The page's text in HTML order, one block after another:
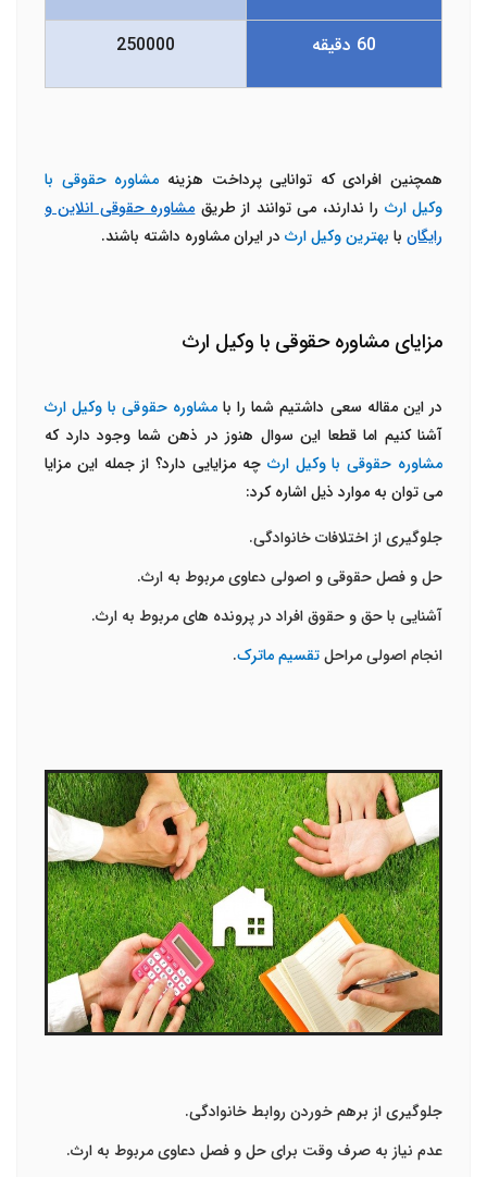
60 دقیقه 250000
همچنین افرادی که توانایی پرداخت هزینه مشاوره حقوقی با
وکیل ارث را ندارند، می توانند از طریقمشاوره حقوقی انلاین و
رایگان با بهترین وکیل ارث در ایران مشاوره داشته باشند.
مزایای مشاوره حقوقی با وکیل ارث
در این مقاله سعی داشتیم شما را بامشاوره حقوقی با وکیل ارث
آشنا کنیم اما قطعا این سوال هنوز در ذهن شما وجود دارد که
مشاوره حقوقی با وکیل ارث چه مزایایی دارد؟ از جمله این مزایا
می توان به موارد ذیل اشاره کرد:
جلوگیری از اختلافات خانوادگی.
حل و فصل حقوقی و اصولی دعاوی مربوط به ارث.
آشنایی با حق و حقوق افراد در پرونده های مربوط به ارث.
انجام اصولی مراحلتقسیم ماترک.
جلوگیری از برهم خوردن روابط خانوادگی.
عدم نیاز به صرف وقت برای حل و فصل دعاوی مربوط به ارث.